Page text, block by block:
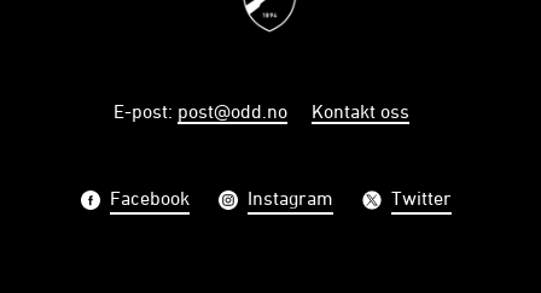
E-post: post@odd.no Kontakt oss
Facebook Instagram Twitter